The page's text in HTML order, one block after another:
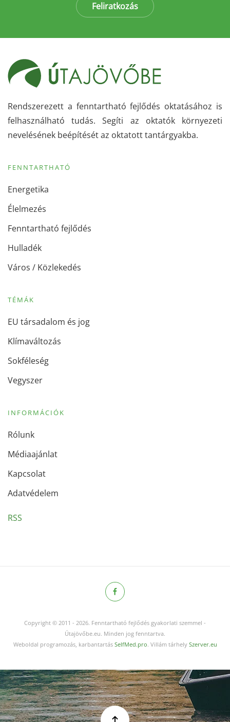
Feliratkozás
Rendszerezett a fenntartható fejlődés oktatásához is
felhasználható tudás. Segíti az oktatók környezeti
nevelésének beépítését az oktatott tantárgyakba.
FENNTARTHATÓ
Energetika
Élelmezés
Fenntartható fejlődés
Hulladék
Város / Közlekedés
TÉMÁK
EU társadalom és jog
Klímaváltozás
Sokféleség
Vegyszer
INFORMÁCIÓK
Rólunk
Médiaajánlat
Kapcsolat
Adatvédelem
RSS
Copyright © 2011 - 2026. Fenntartható fejlődés gyakorlati szemmel -
Útajövőbe.eu. Minden jog fenntartva.
Weboldal programozás, karbantartás SelfMed.pro. Villám tárhely Szerver.eu